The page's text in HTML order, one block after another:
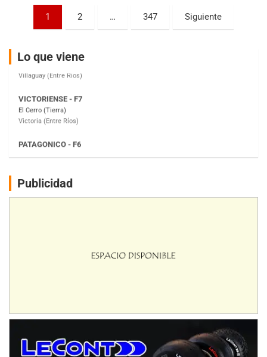
Paginación
entradas
1 2 … 347 Siguiente
Lo que viene
Villaguay (Entre Ríos)
El Cerro (Tierra)
Victoria (Entre Ríos)
Moto Club Reginense (Tierra)
Gral. E. Godoy (Río Negro)
Juventud Unida (Tierra)
Humboldt (Santa Fe)
NORESTE SANTAFESINO - F6
COBERTURA ESPECIAL DE E-KART.COM.AR
IAME SERIES ARGENTINA 6
Publicidad